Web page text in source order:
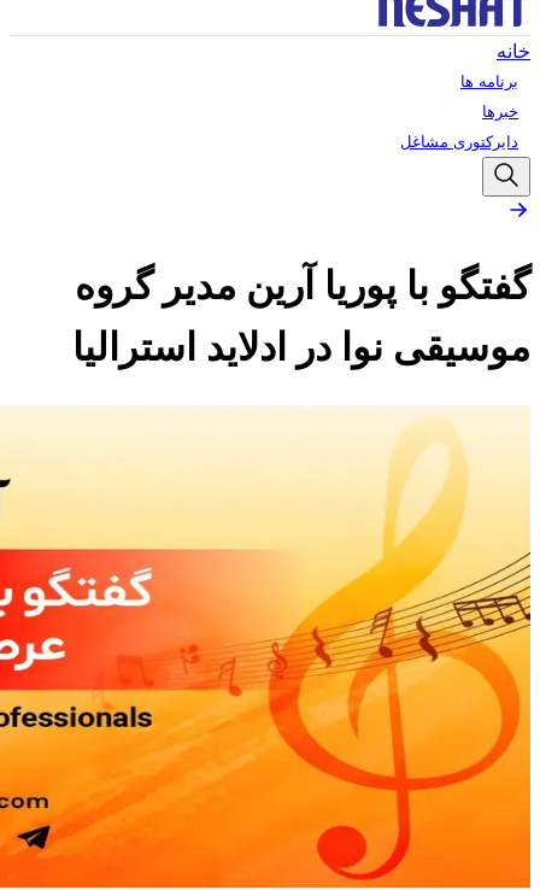
خانه
برنامه ها
خبرها
دایرکتوری مشاغل
گفتگو با پوریا آرین مدیر گروه
موسیقی نوا در ادلاید استرالیا